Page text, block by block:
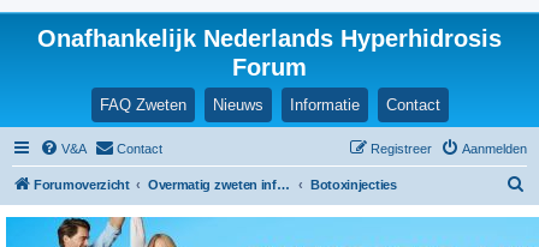
Onafhankelijk Nederlands Hyperhidrosis
Forum
FAQ Zweten Nieuws Informatie Contact
V&A Contact Aanmelden
Registreer
Forumoverzicht Overmatig zweten informatie en ervaringen Botoxinjecties